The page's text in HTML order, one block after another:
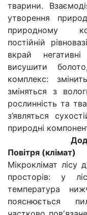
тварини.
утворення
природному
постійній
вкрай
висушити
комплекс:
зміняться з
рослинність та
з’являться
природні
Повітря (клімат)
Мікроклімат лісу
просторів: у
температура
пояснюється